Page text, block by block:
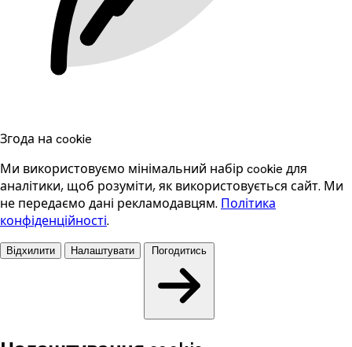
Згода на cookie
Ми використовуємо мінімальний набір cookie для
аналітики, щоб розуміти, як використовується сайт. Ми
не передаємо дані рекламодавцям. Політика
конфіденційності.
Відхилити Налаштувати Погодитись